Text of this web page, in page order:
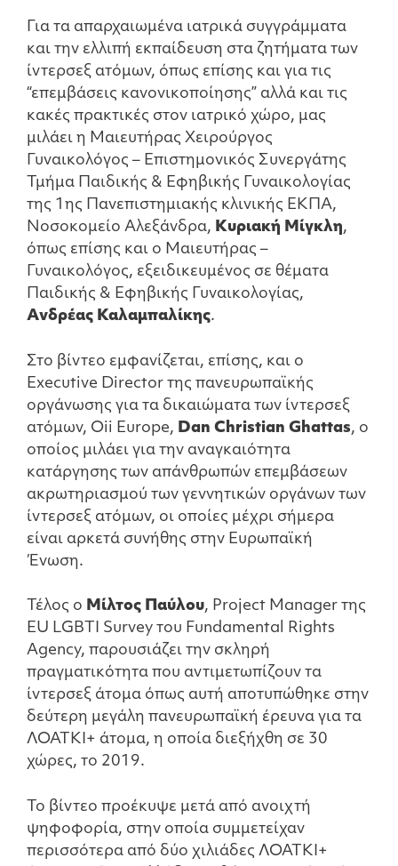
Για τα απαρχαιωμένα ιατρικά συγγράμματα
και την ελλιπή εκπαίδευση στα ζητήματα των
ίντερσεξ ατόμων, όπως επίσης και για τις
“επεμβάσεις κανονικοποίησης” αλλά και τις
κακές πρακτικές στον ιατρικό χώρο, μας
μιλάει η Μαιευτήρας Χειρούργος
Γυναικολόγος – Επιστημονικός Συνεργάτης
Τμήμα Παιδικής & Εφηβικής Γυναικολογίας
της 1ης Πανεπιστημιακής κλινικής ΕΚΠΑ,
Νοσοκομείο Αλεξάνδρα, Κυριακή Μίγκλη,
όπως επίσης και ο Μαιευτήρας –
Γυναικολόγος, εξειδικευμένος σε θέματα
Παιδικής & Εφηβικής Γυναικολογίας,
Aνδρέας Καλαμπαλίκης.
Στο βίντεο εμφανίζεται, επίσης, και ο
Executive Director της πανευρωπαϊκής
οργάνωσης για τα δικαιώματα των ίντερσεξ
ατόμων, Oii Europe, Dan Christian Ghattas, ο
οποίος μιλάει για την αναγκαιότητα
κατάργησης των απάνθρωπών επεμβάσεων
ακρωτηριασμού των γεννητικών οργάνων των
ίντερσεξ ατόμων, οι οποίες μέχρι σήμερα
είναι αρκετά συνήθης στην Ευρωπαϊκή
Ένωση.
Τέλος ο Μίλτος Παύλου, Project Manager της
EU LGBTI Survey του Fundamental Rights
Agency, παρουσιάζει την σκληρή
πραγματικότητα που αντιμετωπίζουν τα
ίντερσεξ άτομα όπως αυτή αποτυπώθηκε στην
δεύτερη μεγάλη πανευρωπαϊκή έρευνα για τα
ΛΟΑΤΚΙ+ άτομα, η οποία διεξήχθη σε 30
χώρες, το 2019.
Το βίντεο προέκυψε μετά από ανοιχτή
ψηφοφορία, στην οποία συμμετείχαν
περισσότερα από δύο χιλιάδες ΛΟΑΤΚΙ+